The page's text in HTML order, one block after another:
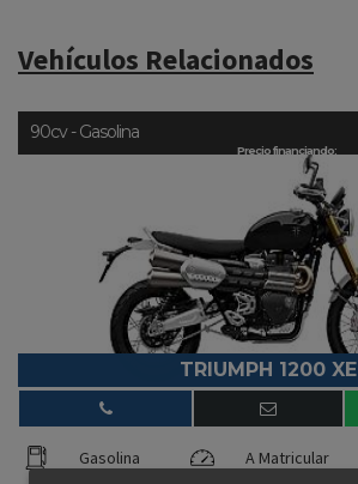
Vehículos Relacionados
Precio financiando:
90cv - Gasolina
TRIUMPH 1200 XE
Gasolina A Matricular